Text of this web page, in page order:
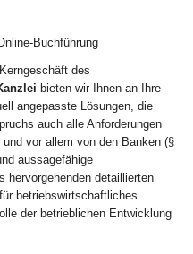
Buch­füh­rung
des
bieten wir Ihnen an Ihre
angepasste Lösungen, die
auch alle Anforderungen
vor allem von den Banken (§
aussagefähige
hervorgehenden detaillierten
betriebswirtschaftliches
der betrieblichen Entwicklung